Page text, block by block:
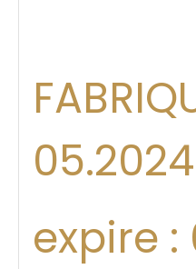
05.2024
expire :